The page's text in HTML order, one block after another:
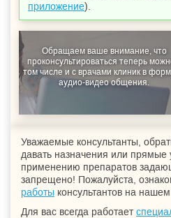
приложение).
Обращаем ваше внимание, что
проконсультироваться теперь
том числе и с врачами клиник в
аудио-видео общения.
Уважаемые консультанты,
давать назначения или прямые
применению препаратов
запрещено! Пожалуйста,
работы консультантов на
Для вас всегда работает